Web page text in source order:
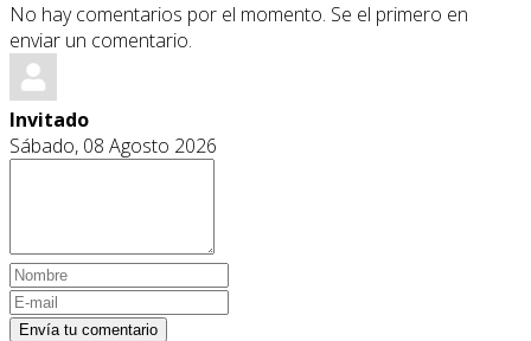
No hay comentarios por el momento. Se el primero en
enviar un comentario.
Invitado
Sábado, 08 Agosto 2026
Envía tu comentario